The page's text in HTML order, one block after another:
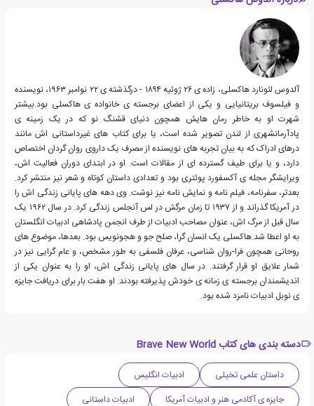
آلدوس لئونارد هاکسلی، زاده ی ۲۶ ژوئیه ۱۸۹۴ - درگذشته ی ۲۲ نوامبر ۱۹۶۳، نویسنده
و فیلسوف بریتانیایی و یکی از اعضای برجسته ی خانواده ی هاکسلی بود.بیشتر
شهرت او به خاطر رمان هایش همچون دنیای قشنگ نو که در یک زمینه ی
پادآرمانشهری از لندن تصویر شده است، یا برای کتاب های غیرداستانی اش مانند
درهای ادراک که به بیان تجربه های نویسنده از مصرف یک داروی روان گردان اختصاص
دارد، و یا برای طیف گسترده ای از مقالات است. او در ابتدای دوران فعالیت اش،
ویرایشگر مجله ی آکسفورد پوئتری بود و تعدادی داستان کوتاه و شعر نیز منتشر کرد.
بعدتر، سفرنامه، فیلم نامه و نمایش نامه نیز نوشت. وی دهه های پایانی زندگی اش را
در آمریکا گذراند و از ۱۹۳۷ تا زمان مرگش در لس آنجلس زندگی کرد. در سال ۱۹۶۲ یک
سال قبل از مرگ اش، عنوان مصاحب ادبیات از طرف انجمن پادشاهی ادبیات انگلستان
به او اعطا شد.هاکسلی یک انسان گرا، صلح جو و هجونویس بود. بعدها، موضوع های
روحانی همچون فرا-روان شناسی، عرفان فلسفی به طور مشخص، و عام گرایی نیز در
شمار علایق او قرار گرفتند. در سال های پایانی زندگی اش، او را به عنوان یکی از
اندیشمندان برجسته ی زمانه ی خودش پذیرفته بودند. او هفت بار برای دریافت جایزه
ی نوبل ادبیات نامزد شده بود.
دسته بندی های کتاب Brave New World
داستان علمی تخیلی
ادبیات انگلیس
جایزه ی آکادمی هنر و ادبیات آمریکا
ادبیات داستانی